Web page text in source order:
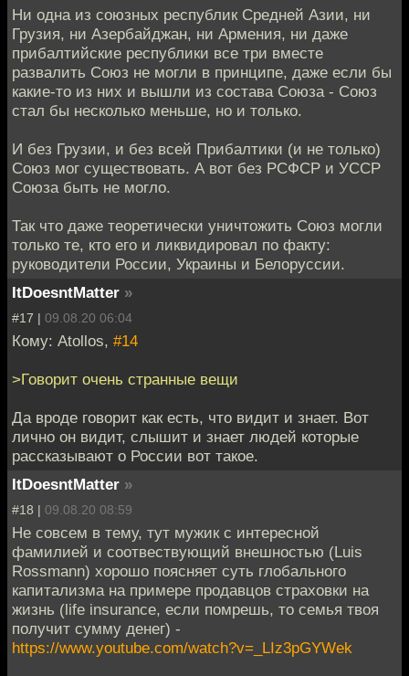
Ни одна из союзных республик Средней Азии, ни
Грузия, ни Азербайджан, ни Армения, ни даже
прибалтийские республики все три вместе
развалить Союз не могли в принципе, даже если бы
какие-то из них и вышли из состава Союза - Союз
стал бы несколько меньше, но и только.
И без Грузии, и без всей Прибалтики (и не только)
Союз мог существовать. А вот без РСФСР и УССР
Союза быть не могло.
Так что даже теоретически уничтожить Союз могли
только те, кто его и ликвидировал по факту:
руководители России, Украины и Белоруссии.
ItDoesntMatter »
#17 | 09.08.20 06:04
Кому: Atollos, #14
>Говорит очень странные вещи
Да вроде говорит как есть, что видит и знает. Вот
лично он видит, слышит и знает людей которые
рассказывают о России вот такое.
ItDoesntMatter »
#18 | 09.08.20 08:59
Не совсем в тему, тут мужик с интересной
фамилией и соотвествующий внешностью (Luis
Rossmann) хорошо поясняет суть глобального
капитализма на примере продавцов страховки на
жизнь (life insurance, если помрешь, то семья твоя
получит сумму денег) -
https://www.youtube.com/watch?v=_LIz3pGYWek